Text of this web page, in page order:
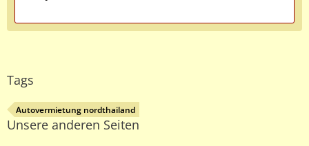
Tags
Autovermietung nordthailand
Unsere anderen Seiten